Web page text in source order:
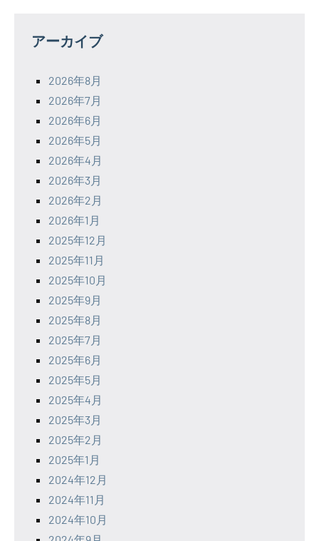
アーカイブ
2026年8月
2026年7月
2026年6月
2026年5月
2026年4月
2026年3月
2026年2月
2026年1月
2025年12月
2025年11月
2025年10月
2025年9月
2025年8月
2025年7月
2025年6月
2025年5月
2025年4月
2025年3月
2025年2月
2025年1月
2024年12月
2024年11月
2024年10月